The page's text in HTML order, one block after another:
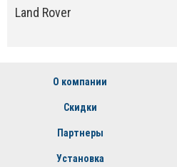
Land Rover
О компании
Скидки
Партнеры
Установка